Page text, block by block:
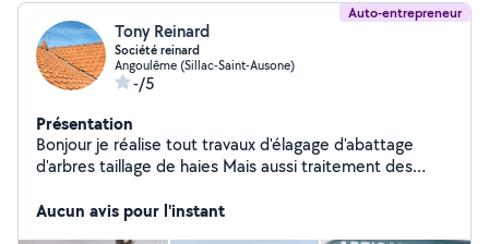
Auto-entrepreneur
Tony Reinard
Société reinard
Angoulême (Sillac-Saint-Ausone)
-/5
Présentation
Bonjour je réalise tout travaux d'élagage d'abattage
d'arbres taillage de haies Mais aussi traitement des
Aucun avis pour l'instant